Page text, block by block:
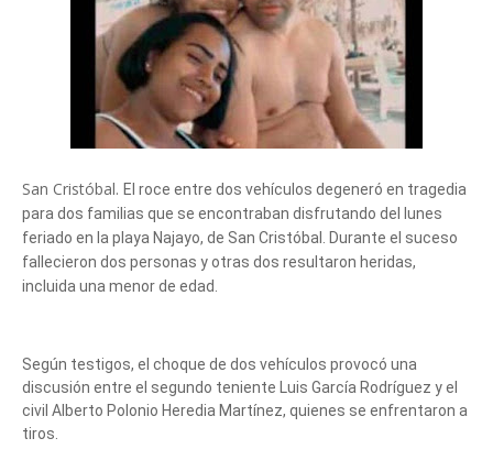
San Cristóbal. El roce entre dos vehículos degeneró en tragedia
para dos familias que se encontraban disfrutando del lunes
feriado en la playa Najayo, de San Cristóbal. Durante el suceso
fallecieron dos personas y otras dos resultaron heridas,
incluida una menor de edad.
Según testigos, el choque de dos vehículos provocó una
discusión entre el segundo teniente Luis García Rodríguez y el
civil Alberto Polonio Heredia Martínez, quienes se enfrentaron a
tiros.